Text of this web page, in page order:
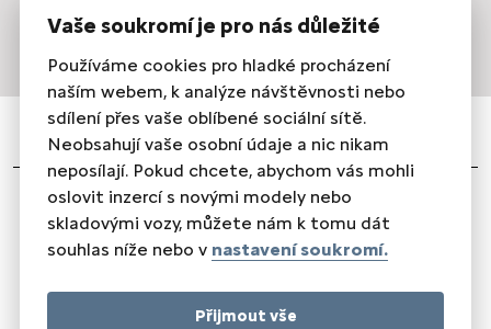
prodej@carling.cz
Právní informace |Ochrana osobních údajů
cookies|Energetické štítky pneumatik
|Lead management GROWITO
Vaše soukromí je pro nás důležité
Používáme cookies pro hladké procházení
naším webem, k analýze návštěvnosti nebo
sdílení přes vaše oblíbené sociální sítě.
Neobsahují vaše osobní údaje a nic nikam
neposílají. Pokud chcete, abychom vás mohli
oslovit inzercí s novými modely nebo
skladovými vozy, můžete nám k tomu dát
souhlas níže nebo v nastavení soukromí.
Přijmout vše